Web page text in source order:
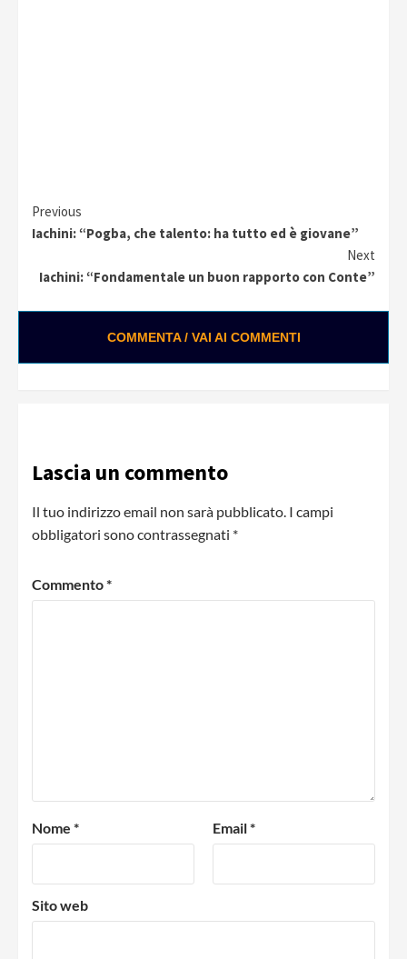
Continue
Reading
Previous
Iachini: “Pogba, che talento: ha tutto ed è giovane”
Next
Iachini: “Fondamentale un buon rapporto con Conte”
COMMENTA / VAI AI COMMENTI
Lascia un commento
Il tuo indirizzo email non sarà pubblicato. I campi
obbligatori sono contrassegnati *
Commento*
Nome * Email*
Sito web